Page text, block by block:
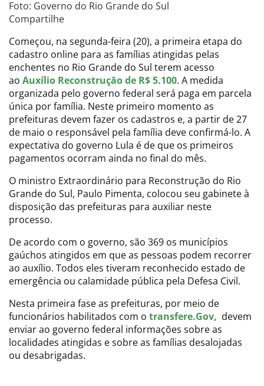
Foto: Governo do Rio Grande do Sul
Compartilhe
Começou, na segunda-feira (20), a primeira etapa do
cadastro online para as famílias atingidas pelas
enchentes no Rio Grande do Sul terem acesso
ao Auxílio Reconstrução de R$ 5.100. A medida
organizada pelo governo federal será paga em parcela
única por família. Neste primeiro momento as
prefeituras devem fazer os cadastros e, a partir de 27
de maio o responsável pela família deve confirmá-lo. A
expectativa do governo Lula é de que os primeiros
pagamentos ocorram ainda no final do mês.
O ministro Extraordinário para Reconstrução do Rio
Grande do Sul, Paulo Pimenta, colocou seu gabinete à
disposição das prefeituras para auxiliar neste
processo.
De acordo com o governo, são 369 os municípios
gaúchos atingidos em que as pessoas podem recorrer
ao auxílio. Todos eles tiveram reconhecido estado de
emergência ou calamidade pública pela Defesa Civil.
Nesta primeira fase as prefeituras, por meio de
funcionários habilitados com o transfere.Gov, devem
enviar ao governo federal informações sobre as
localidades atingidas e sobre as famílias desalojadas
ou desabrigadas.